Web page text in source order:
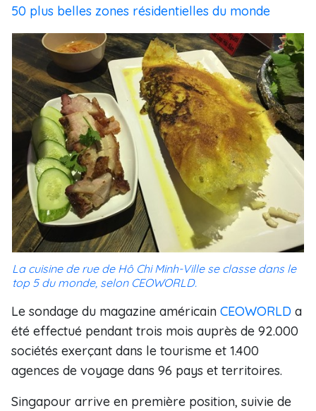
50 plus belles zones résidentielles du monde
La cuisine de rue de Hô Chi Minh-Ville se classe dans le
top 5 du monde, selon CEOWORLD.
Le sondage du magazine américain CEOWORLD a
été effectué pendant trois mois auprès de 92.000
sociétés exerçant dans le tourisme et 1.400
agences de voyage dans 96 pays et territoires.
Singapour arrive en première position, suivie de